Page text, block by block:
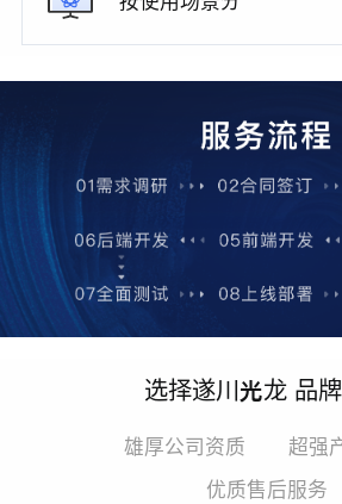
选择遂川光龙 品
雄厚公司资质
超强
优质售后服务